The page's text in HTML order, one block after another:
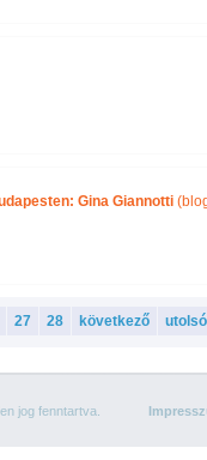
Gina Giannotti
27 28 következő utolsó
jog fenntartva.